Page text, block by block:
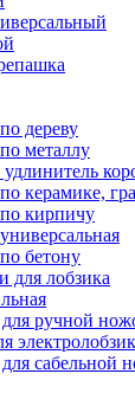
дереву
металлу
керамике,
кирпичу
бетону
для лобзика
ручной
сабельной